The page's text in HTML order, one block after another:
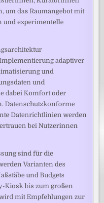
um das Raumangebot mit
und experimentelle
adaptiver
und
und
dabei Komfort oder
Datenschutzkonforme
Datenrichtlinien werden
bei Nutzerinnen
sind für die
Varianten des
und Budgets
Kiosk bis zum großen
mit Empfehlungen zur